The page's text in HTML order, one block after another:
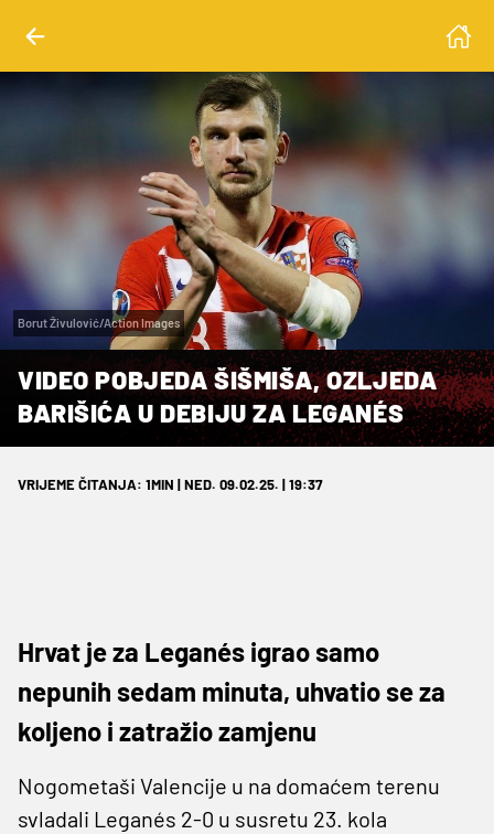
Borut Živulović/Action Images
VIDEO POBJEDA ŠIŠMIŠA, OZLJEDA
BARIŠIĆA U DEBIJU ZA LEGANÉS
VRIJEME ČITANJA: 1MIN | NED. 09.02.25. | 19:37
Hrvat je za Leganés igrao samo
nepunih sedam minuta, uhvatio se za
koljeno i zatražio zamjenu
Nogometaši Valencije u na domaćem terenu
svladali Leganés 2-0 u susretu 23. kola